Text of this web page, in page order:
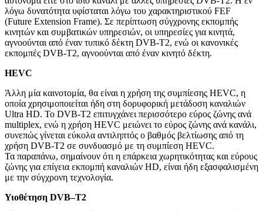
λόγω δυνατότητα υφίσταται λόγω του χαρακτηριστικού FEF
(Future Extension Frame). Σε περίπτωση σύγχρονης εκπομπής
κινητών και συμβατικών υπηρεσιών, οι υπηρεσίες για κινητά,
αγνοούνται από έναν τυπικό δέκτη DVB-T2, ενώ οι κανονικές
εκπομπές DVB-T2, αγνοούνται από έναν κινητό δέκτη.
HEVC
Άλλη μία καινοτομία, θα είναι η χρήση της συμπίεσης HEVC, η
οποία χρησιμοποιείται ήδη στη δορυφορική μετάδοση καναλιών
Ultra HD. Το DVB-T2 επιτυγχάνει περισσότερο εύρος ζώνης ανά
multiplex, ενώ η χρήση HEVC μειώνει το εύρος ζώνης ανά κανάλι,
συνεπώς γίνεται εύκολα αντιληπτός ο βαθμός βελτίωσης από τη
χρήση DVB-T2 σε συνδυασμό με τη συμπίεση HEVC.
Τα παραπάνω, σημαίνουν ότι η επάρκεια χωρητικότητας και εύρους
ζώνης για επίγεια εκπομπή καναλιών HD, είναι ήδη εξασφαλισμένη
με την σύγχρονη τεχνολογία.
Υιοθέτηση DVB–T2